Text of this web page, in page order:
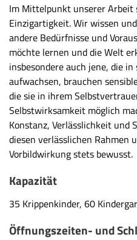
Im Mittelpunkt unserer Arbeit
Einzigartigkeit. Wir wissen
andere Bedürfnisse und
möchte lernen und die Welt
insbesondere auch jene, die
aufwachsen, brauchen
die sie in ihrem
Selbstwirksamkeit möglich
Konstanz, Verlässlichkeit und
diesen verlässlichen Rahmen
Vorbildwirkung stets bewusst.
Kapazität
35 Krippenkinder, 60
Öffnungszeiten- und